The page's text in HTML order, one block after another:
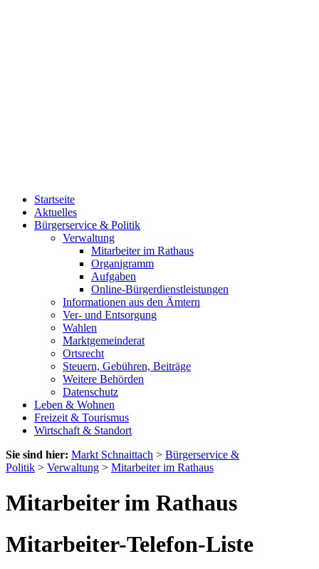
Startseite
Aktuelles
Bürgerservice & Politik
Verwaltung
Mitarbeiter im Rathaus
Organigramm
Aufgaben
Online-Bürgerdienstleistungen
Informationen aus den Ämtern
Ver- und Entsorgung
Wahlen
Marktgemeinderat
Ortsrecht
Steuern, Gebühren, Beiträge
Weitere Behörden
Datenschutz
Leben & Wohnen
Freizeit & Tourismus
Wirtschaft & Standort
Sie sind hier: Markt Schnaittach > Bürgerservice &
Politik > Verwaltung > Mitarbeiter im Rathaus
Mitarbeiter im Rathaus
Mitarbeiter-Telefon-Liste